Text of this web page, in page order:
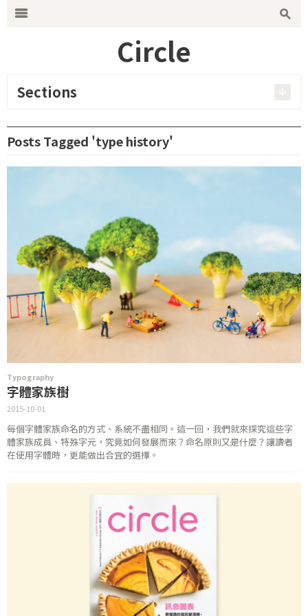
s
m
Circle
Sections
Posts Tagged 'type history'
Typography
字體家族樹
2015-10-01
每個字體家族命名的方式、系統不盡相同。這一回，我們就來探究這些字
體家族成員、特殊字元，究竟如何發展而來？命名原則又是什麼？讓讀者
在使用字體時，更能做出合宜的選擇。